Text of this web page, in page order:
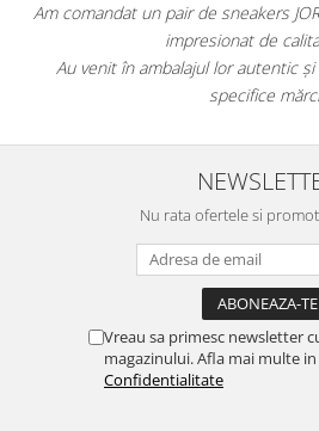
Am comandat un pair de sneakers
impresionat de
Au venit în ambalajul lor autentic
specifice
Nu rata ofertele si
Vreau sa primesc newsletter
magazinului. Afla mai multe in
Confidentialitate